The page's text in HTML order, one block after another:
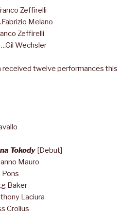
Zeffirelli
Melano
Zeffirelli
Wechsler
received twelve performances this
Tokody [Debut]
Mauro
Baker
Laciura
Crolius